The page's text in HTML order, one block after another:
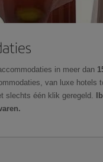
in meer dan
van luxe hotels
slechts één klik geregeld.